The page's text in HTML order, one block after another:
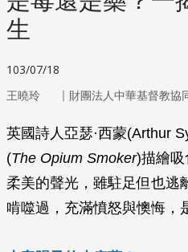
生
103/07/18
王曉玲 ｜ 財團法人中華基督教協
英國詩人亞瑟·西蒙(Arthur
(The Opium Smoker)描繪
柔美的聲光，雖駐足但也逃
啃噬過，充滿憤怒與懊悔，